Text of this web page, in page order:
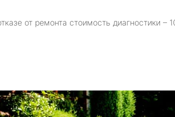
от ремонта стоимость диагностики –